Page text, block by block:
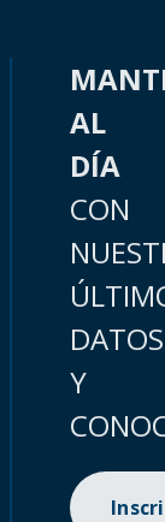
AL
DÍA
CON
DATOS
Y